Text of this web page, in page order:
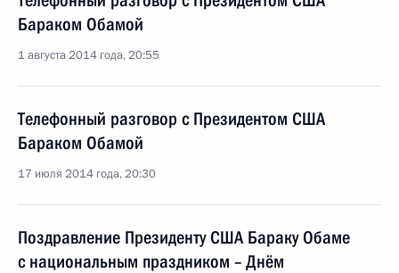
Бараком Обамой
1 августа 2014 года, 20:55
Телефонный разговор с Президентом США
Бараком Обамой
17 июля 2014 года, 20:30
Поздравление Президенту США Бараку Обаме
с национальным праздником – Днём